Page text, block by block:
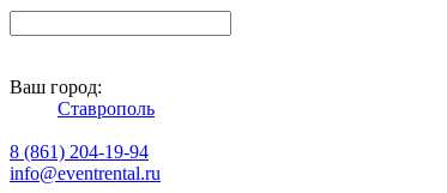
Ваш город:
Ставрополь
8 (861) 204-19-94
info@eventrental.ru